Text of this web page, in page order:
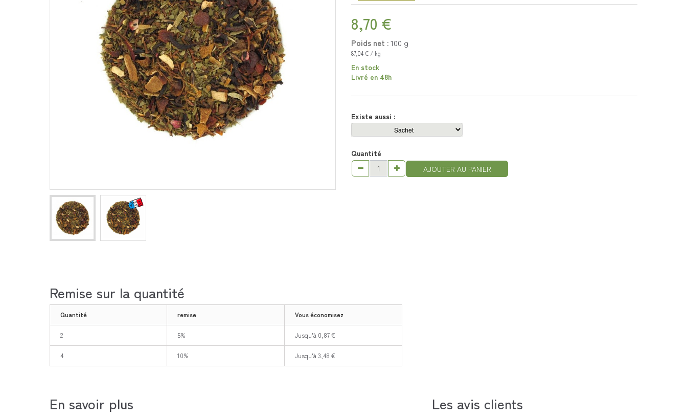
8,70 €
Poids net :100 g
87,04 € / kg
En stock
Livré en 48h
Existe aussi :
Quantité
AJOUTER AU PANIER
Remise sur la quantité
Quantité remise Vous économisez
2 5% Jusqu'à 0,87 €
4 10% Jusqu'à 3,48 €
En savoir plus Les avis clients